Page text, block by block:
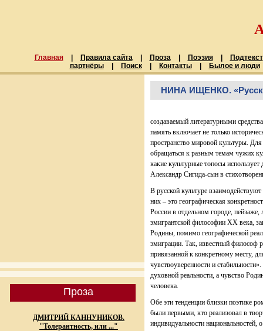
Главная Правила сайта Проза Поэзия
Подтекст
партнёры
Поиск Контакты Былое и люди
Проза
ДМИТРИЙ КАННУНИКОВ.
"Толерантность, или ..."
НИНА ИЩЕНКО.
создаваемый литературными
память включает не только
пространство мировой культуры.
обращаться к разным темам чужих
какие культурные топосы
Александр Сигида-сын в
В русской культуре
них – это географическая
России в отдельном городе,
эмигрантской философии ХХ века,
Родины, помимо географической
эмиграции. Так, известный философ
привязанной к конкретному месту,
чувствоуверенности и
духовной реальности, а чувство
человека.
Обе эти тенденции близки поэтике
были первыми, кто реализовал в
индивидуальности